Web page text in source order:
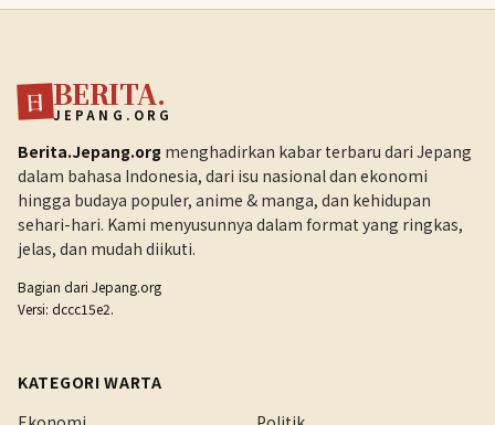
日 BERITA.
JEPANG.ORG
Berita.Jepang.org menghadirkan kabar terbaru dari Jepang
dalam bahasa Indonesia, dari isu nasional dan ekonomi
hingga budaya populer, anime & manga, dan kehidupan
sehari-hari. Kami menyusunnya dalam format yang ringkas,
jelas, dan mudah diikuti.
Bagian dari Jepang.org
Versi: dccc15e2.
KATEGORI WARTA